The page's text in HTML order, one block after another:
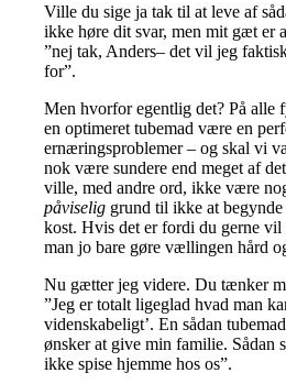
Ville du sige ja tak til at leve af
ikke høre dit svar, men mit gæt er
”nej tak, Anders– det vil jeg
for”.
Men hvorfor egentlig det? På alle
en optimeret tubemad være en
ernæringsproblemer – og skal vi
nok være sundere end meget af
ville, med andre ord, ikke være
påviselig grund til ikke at begynde
kost. Hvis det er fordi du gerne
man jo bare gøre vællingen hård
Nu gætter jeg videre. Du tænker
”Jeg er totalt ligeglad hvad man
videnskabeligt’. En sådan
ønsker at give min familie. Sådan
ikke spise hjemme hos os”.